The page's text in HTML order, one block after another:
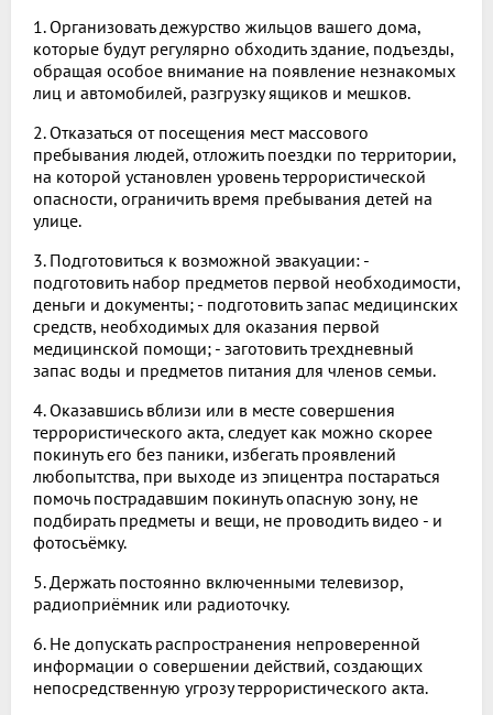
1. Организовать дежурство жильцов вашего дома,
которые будут регулярно обходить здание, подъезды,
обращая особое внимание на появление незнакомых
лиц и автомобилей, разгрузку ящиков и мешков.
2. Отказаться от посещения мест массового
пребывания людей, отложить поездки по территории,
на которой установлен уровень террористической
опасности, ограничить время пребывания детей на
улице.
3. Подготовиться к возможной эвакуации: -
подготовить набор предметов первой необходимости,
деньги и документы; - подготовить запас медицинских
средств, необходимых для оказания первой
медицинской помощи; - заготовить трехдневный
запас воды и предметов питания для членов семьи.
4. Оказавшись вблизи или в месте совершения
террористического акта, следует как можно скорее
покинуть его без паники, избегать проявлений
любопытства, при выходе из эпицентра постараться
помочь пострадавшим покинуть опасную зону, не
подбирать предметы и вещи, не проводить видео - и
фотосъёмку.
5. Держать постоянно включенными телевизор,
радиоприёмник или радиоточку.
6. Не допускать распространения непроверенной
информации о совершении действий, создающих
непосредственную угрозу террористического акта.